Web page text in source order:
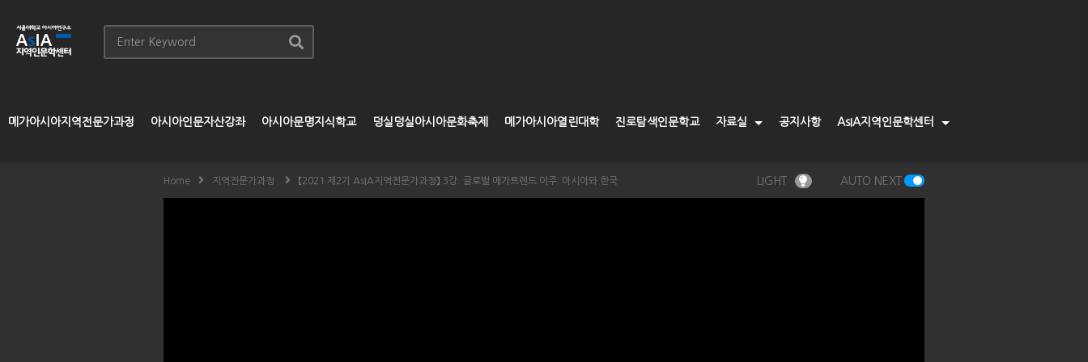
메가아시아지역전문가과정 아시아인문자산강좌 아시아문명지식학교 덩실덩실아시아문화축제 메가아시아열린대학 진로탐색인문학교 자료실 공지사항 AsIA지역인문학센터
Home 지역전문가과정 【2021 제2기 AsIA지역전문가과정】 3강. 글로벌 메가트렌드 이주: 아시아와 한국 LIGHT AUTO NEXT